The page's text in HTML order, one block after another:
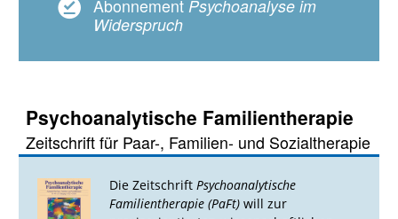
Abonnement Psychoanalyse im
Widerspruch
Psychoanalytische Familientherapie
Zeitschrift für Paar-, Familien- und Sozialtherapie
Die Zeitschrift Psychoanalytische
Familientherapie (PaFt)will zur